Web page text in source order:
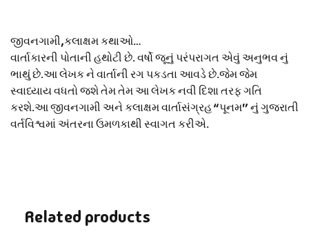
જીવનગામી,કલાક્ષમ કથાઓ…
વાર્તાકારની પોતાની હથોટી છે. વર્ષો જૂનું પરંપરાગત એવું અનુભવ નું
ભાથું છે.આ લેખક ને વાર્તાની રગ પકડતા આવડે છે.જેમ જેમ
સ્વાધ્યાય વધતો જશે તેમ તેમ આ લેખક નવી દિશા તરફ ગતિ
કરશે.આ જીવનગામી અને કલાક્ષમ વાર્તાસંગ્રહ “પૂનમ” નું ગુજરાતી
વર્તવિશ્વમાં અંતરના ઉમળકાથી સ્વાગત કરીએ.
Related products